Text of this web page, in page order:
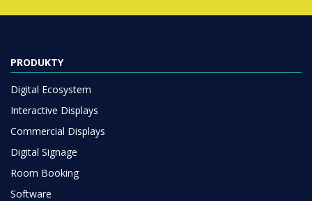
PRODUKTY
Digital Ecosystem
Interactive Displays
Commercial Displays
Digital Signage
Room Booking
Software